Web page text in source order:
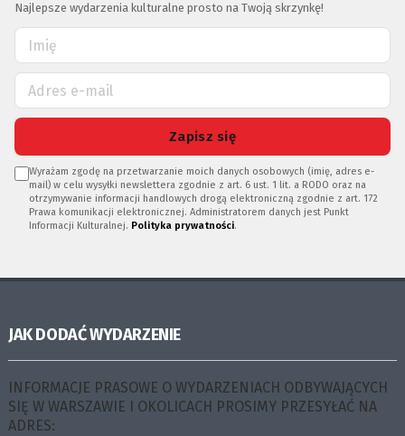
Najlepsze wydarzenia kulturalne prosto na Twoją skrzynkę!
Zapisz się
Wyrażam zgodę na przetwarzanie moich danych osobowych (imię, adres e-
mail) w celu wysyłki newslettera zgodnie z art. 6 ust. 1 lit. a RODO oraz na
otrzymywanie informacji handlowych drogą elektroniczną zgodnie z art. 172
Prawa komunikacji elektronicznej. Administratorem danych jest Punkt
Informacji Kulturalnej. Polityka prywatności.
JAK DODAĆ WYDARZENIE
INFORMACJE PRASOWE O WYDARZENIACH ODBYWAJĄCYCH
SIĘ W WARSZAWIE I OKOLICACH PROSIMY PRZESYŁAĆ NA
ADRES: